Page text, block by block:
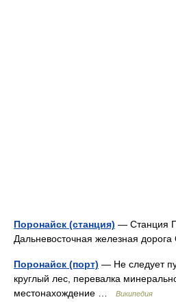
Поронайск (станция) — Станция
Дальневосточная железная
Поронайск (порт) — Не следует
круглый лес, перевалка
местонахождение …
Википедия